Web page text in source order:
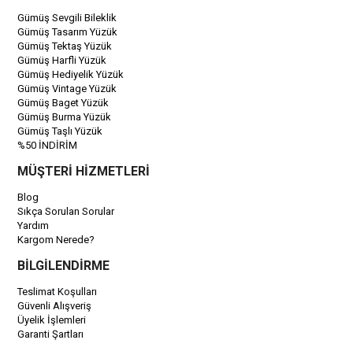
Gümüş Sevgili Bileklik
Gümüş Tasarım Yüzük
Gümüş Tektaş Yüzük
Gümüş Harfli Yüzük
Gümüş Hediyelik Yüzük
Gümüş Vintage Yüzük
Gümüş Baget Yüzük
Gümüş Burma Yüzük
Gümüş Taşlı Yüzük
%50 İNDİRİM
MÜŞTERİ HİZMETLERİ
Blog
Sıkça Sorulan Sorular
Yardım
Kargom Nerede?
BİLGİLENDİRME
Teslimat Koşulları
Güvenli Alışveriş
Üyelik İşlemleri
Garanti Şartları